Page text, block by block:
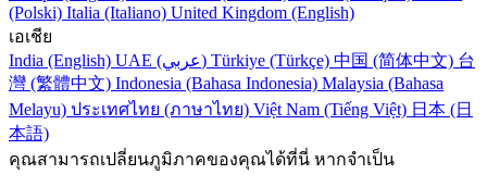
(Polski) Italia (Italiano) United Kingdom (English)
เอเชีย
India (English)
UAE (عربي) Türkiye (Türkçe) 中国 (简体中文) 台
灣 (繁體中文) Indonesia (Bahasa Indonesia) Malaysia (Bahasa
Melayu) ประเทศไทย (ภาษาไทย) Việt Nam (Tiếng Việt) 日本 (日
本語)
คุณสามารถเปลี่ยนภูมิภาคของคุณได้ที่นี่ หากจำเป็น